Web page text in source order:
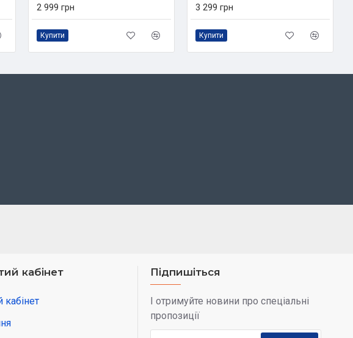
2 999 грн
Купити
3 299 грн
Купити
кабінет
кабінет
Підпишіться
І отримуйте новини про спеціальні
пропозиції